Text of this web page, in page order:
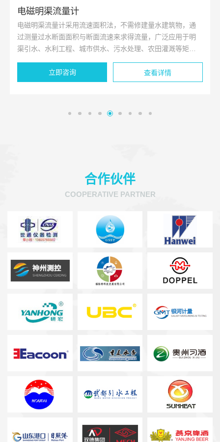
电磁明渠流量计
电磁明渠流量计采用流速面积法，不需修建量水建筑物，通
过测量过水断面面积与断面流速来求得流量，广泛应用于明
渠引水、水利工程、城市供水、污水处理、农田灌溉等矩
立即咨询
查看详情
合作伙伴
COOPERATIVE PARTNER